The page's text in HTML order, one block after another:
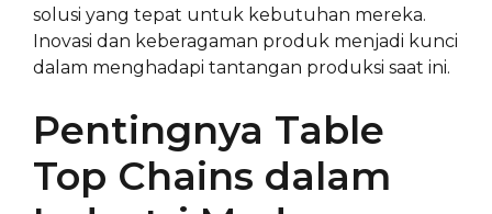
solusi yang tepat untuk kebutuhan mereka.
Inovasi dan keberagaman produk menjadi kunci
dalam menghadapi tantangan produksi saat ini.
Pentingnya Table
Top Chains dalam